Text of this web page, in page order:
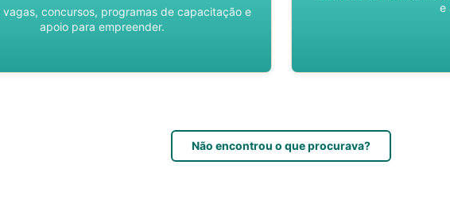
vagas, concursos, programas de capacitação e
apoio para empreender.
e
Não encontrou o que procurava?